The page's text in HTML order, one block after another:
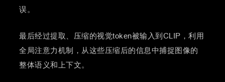
误。
最后经过提取、压缩的视觉token被输入到CLIP，利用
全局注意力机制，从这些压缩后的信息中捕捉图像的
整体语义和上下文。